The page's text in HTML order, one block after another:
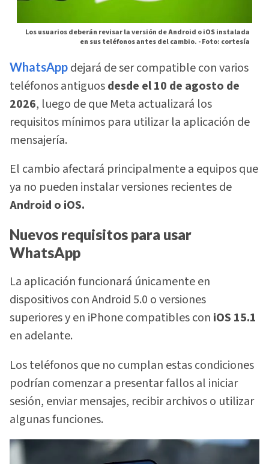
Los usuarios deberán revisar la versión de Android o iOS instalada
en sus teléfonos antes del cambio. -Foto: cortesía
WhatsApp dejará de ser compatible con varios
teléfonos antiguosdesde el 10 de agosto de
2026, luego de que Meta actualizará los
requisitos mínimos para utilizar la aplicación de
mensajería.
El cambio afectará principalmente a equipos que
ya no pueden instalar versiones recientes de
Android o iOS.
Nuevos requisitos para usar
WhatsApp
La aplicación funcionará únicamente en
dispositivos con Android 5.0 o versiones
superiores y en iPhone compatibles con iOS 15.1
en adelante.
Los teléfonos que no cumplan estas condiciones
podrían comenzar a presentar fallos al iniciar
sesión, enviar mensajes, recibir archivos o utilizar
algunas funciones.